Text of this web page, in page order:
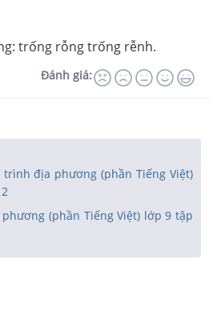
trống rỗng trống rễnh.
Đánh giá:
trình địa phương (phần Tiếng Việt)
(phần Tiếng Việt) lớp 9 tập